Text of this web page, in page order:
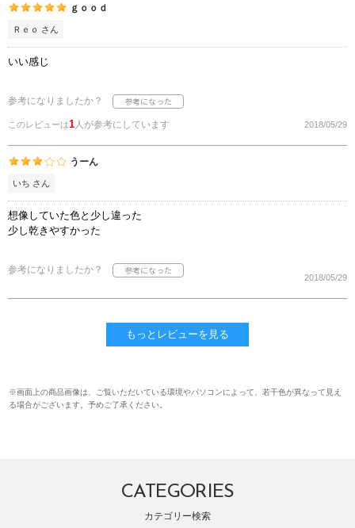
ｇｏｏｄ
Ｒｅｏ さん
いい感じ
参考になりましたか？
このレビューは1人が参考にしています 2018/05/29
うーん
いち さん
想像していた色と少し違った
少し乾きやすかった
参考になりましたか？
2018/05/29
もっとレビューを見る
※画面上の商品画像は、ご覧いただいている環境やパソコンによって、若干色が異なって見え
る場合がございます。予めご了承ください。
CATEGORIES
カテゴリー検索